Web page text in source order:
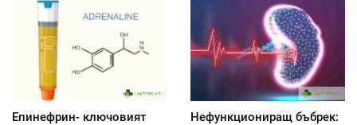
Епинефрин- ключовият
Нефункциониращ бъбрек: